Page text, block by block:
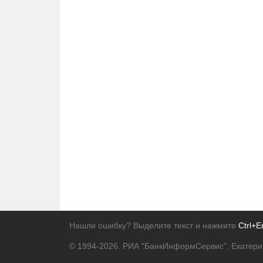
Нашли ошибку? Выделите текст и нажмите
© 1994-2026. РИА "БанкИнформСервис".